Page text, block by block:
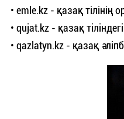
• emle.kz - қазақ
• qujat.kz - қазақ
• qazlatyn.kz - қазақ